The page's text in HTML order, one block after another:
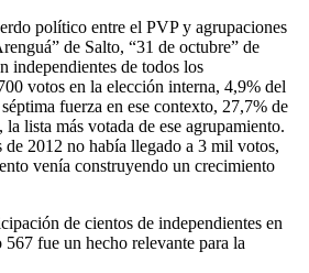
político entre el PVP y agrupaciones
de Salto, “31 de octubre” de
independientes de todos los
votos en la elección interna, 4,9% del
fuerza en ese contexto, 27,7% de
lista más votada de ese agrupamiento.
de 2012 no había llegado a 3 mil votos,
venía construyendo un crecimiento
de cientos de independientes en
567 fue un hecho relevante para la